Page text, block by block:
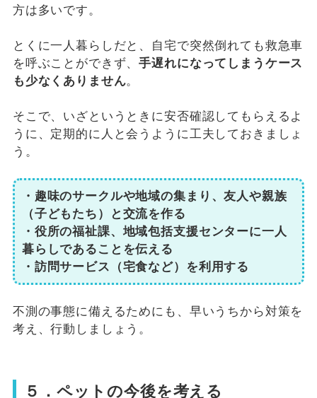
方は多いです。
とくに一人暮らしだと、自宅で突然倒れても救急車
を呼ぶことができず、手遅れになってしまうケース
も少なくありません。
そこで、いざというときに安否確認してもらえるよ
うに、定期的に人と会うように工夫しておきましょ
う。
・趣味のサークルや地域の集まり、友人や親族
（子どもたち）と交流を作る
・役所の福祉課、地域包括支援センターに一人
暮らしであることを伝える
・訪問サービス（宅食など）を利用する
不測の事態に備えるためにも、早いうちから対策を
考え、行動しましょう。
５．ペットの今後を考える